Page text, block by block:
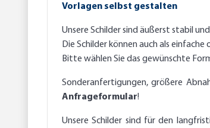
Vorlagen selbst gestalten
Unsere Schilder sind äußerst stabil
Die Schilder können auch als
Bitte wählen Sie das gewünschte
Sonderanfertigungen, größere
Anfrageformular!
Unsere Schilder sind für den